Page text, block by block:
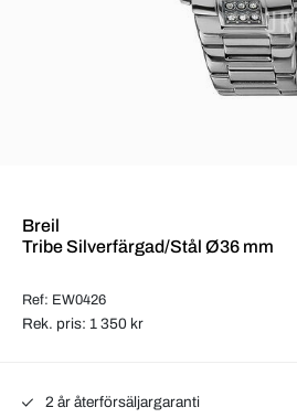
Breil
Tribe Silverfärgad/Stål Ø36 mm
Ref: EW0426
Rek. pris: 1 350 kr
2 år återförsäljargaranti